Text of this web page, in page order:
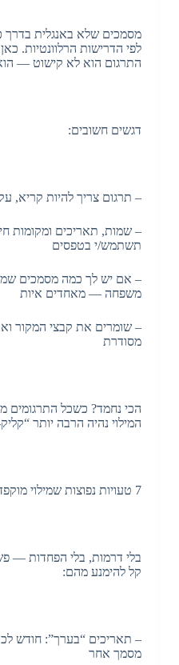
מסמכים שלא באנגלית בדרך
לפי הדרישות הרלוונטיות.
התרגום הוא לא קישוט —
דגשים חשובים:
– תרגום צריך להיות קריא,
– שמות, תאריכים ומקומות
תשתמש/י בטפסים
– אם יש לך כמה מסמכים
משפחה — מאחדים איות
– שומרים את קבצי המקור
מסודרת
הכי נחמד? כשכל
המילוי נהיה הרבה יותר
7 טעויות נפוצות שמילוי מוקפד פשוט מוחק מהמפה
בלי דרמות, בלי הפחדות —
קל להימנע מהם:
– תאריכים “בערך”: חודש
מסמך אחר